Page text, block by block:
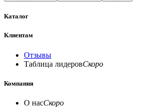
Каталог
Клиентам
Отзывы
Таблица лидеровСкоро
Компания
О насСкоро